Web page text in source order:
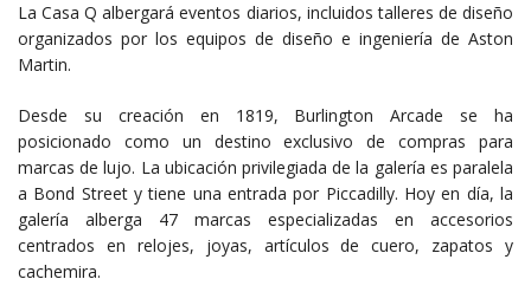
La Casa Q albergará eventos diarios, incluidos talleres de diseño
organizados por los equipos de diseño e ingeniería de Aston
Martin.
Desde su creación en 1819, Burlington Arcade se ha
posicionado como un destino exclusivo de compras para
marcas de lujo. La ubicación privilegiada de la galería es paralela
a Bond Street y tiene una entrada por Piccadilly. Hoy en día, la
galería alberga 47 marcas especializadas en accesorios
centrados en relojes, joyas, artículos de cuero, zapatos y
cachemira.